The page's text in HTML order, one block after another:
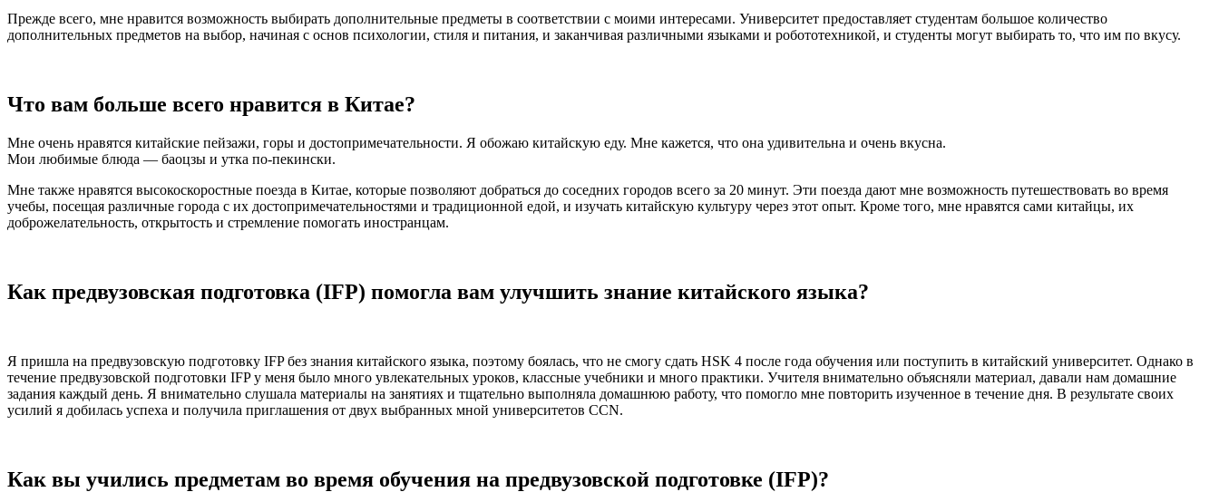
Прежде всего, мне нравится возможность выбирать дополнительные предметы в соответствии с моими интересами. Университет предоставляет студентам большое количество
дополнительных предметов на выбор, начиная с основ психологии, стиля и питания, и заканчивая различными языками и робототехникой, и студенты могут выбирать то, что им по вкусу.
Что вам больше всего нравится в Китае?
Мне очень нравятся китайские пейзажи, горы и достопримечательности. Я обожаю китайскую еду. Мне кажется, что она удивительна и очень вкусна.
Мои любимые блюда — баоцзы и утка по-пекински.
Мне также нравятся высокоскоростные поезда в Китае, которые позволяют добраться до соседних городов всего за 20 минут. Эти поезда дают мне возможность путешествовать во время
учебы, посещая различные города с их достопримечательностями и традиционной едой, и изучать китайскую культуру через этот опыт. Кроме того, мне нравятся сами китайцы, их
доброжелательность, открытость и стремление помогать иностранцам.
Как предвузовская подготовка (IFP) помогла вам улучшить знание китайского языка?
Я пришла на предвузовскую подготовку IFP без знания китайского языка, поэтому боялась, что не смогу сдать HSK 4 после года обучения или поступить в китайский университет. Однако в
течение предвузовской подготовки IFP у меня было много увлекательных уроков, классные учебники и много практики. Учителя внимательно объясняли материал, давали нам домашние
задания каждый день. Я внимательно слушала материалы на занятиях и тщательно выполняла домашнюю работу, что помогло мне повторить изученное в течение дня. В результате своих
усилий я добилась успеха и получила приглашения от двух выбранных мной университетов CCN.
Как вы учились предметам во время обучения на предвузовской подготовке (IFP)?